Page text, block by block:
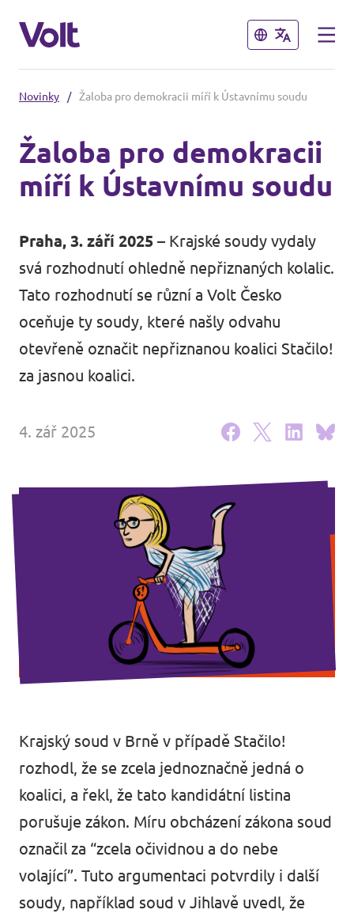
Zavřít
Volt Slovensko
Volt Polsko
Volt Německo
Volt Rakousko
Zavřít
Program
O Voltu
Lidé
Novinky
Události
Novinky / Žaloba pro demokracii míří k Ústavnímu soudu
Žaloba pro demokracii
míří k Ústavnímu soudu
Praha, 3. září 2025 – Krajské soudy vydaly
svá rozhodnutí ohledně nepřiznaných kolalic.
Tato rozhodnutí se různí a Volt Česko
oceňuje ty soudy, které našly odvahu
otevřeně označit nepřiznanou koalici Stačilo!
za jasnou koalici.
4. zář 2025
Krajský soud v Brně v případě Stačilo!
rozhodl, že se zcela jednoznačně jedná o
koalici, a řekl, že tato kandidátní listina
porušuje zákon. Míru obcházení zákona soud
označil za “zcela očividnou a do nebe
volající”. Tuto argumentaci potvrdily i další
soudy, například soud v Jihlavě uvedl, že